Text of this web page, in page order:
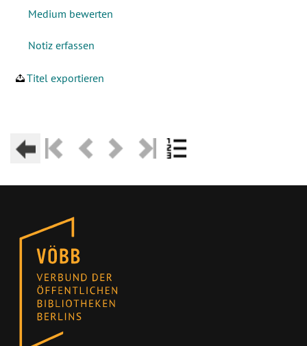
Titel exportieren